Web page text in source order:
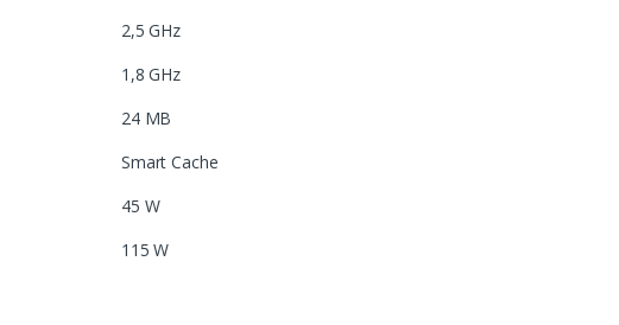
2,5 GHz
1,8 GHz
24 MB
Smart Cache
45 W
115 W